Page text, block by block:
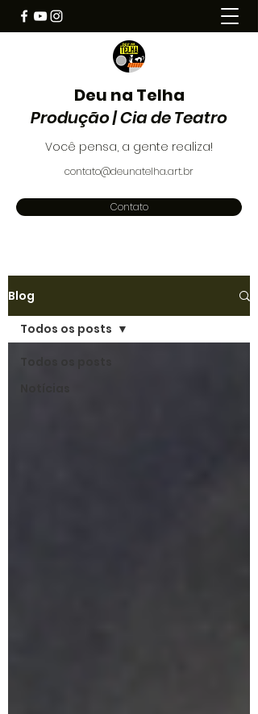
Deu na Telha
Produção | Cia de Teatro
Você pensa, a gente realiza!
contato@deunatelha.art.br
Contato
Blog
Todos os posts